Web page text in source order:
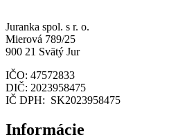
Juranka spol. s r. o.
Mierová 789/25
900 21 Svätý Jur
IČO: 47572833
DIČ: 2023958475
IČ DPH: SK2023958475
Informácie